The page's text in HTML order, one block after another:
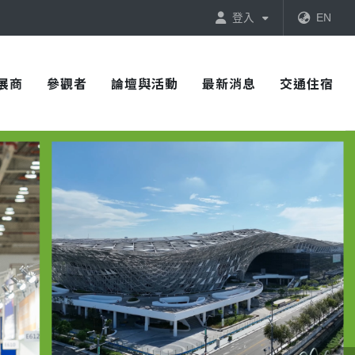
登入 EN
商 參觀者 論壇與活動 最新消息 交通住宿